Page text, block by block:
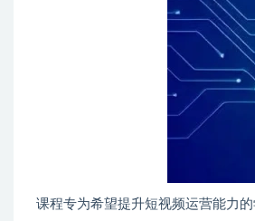
课程专为希望提升短视频运营能力